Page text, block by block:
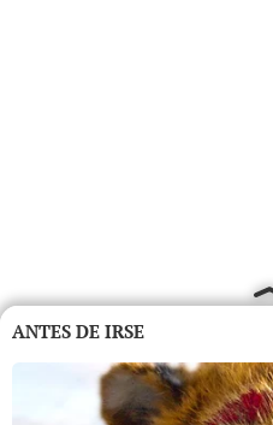
ANTES DE IRSE